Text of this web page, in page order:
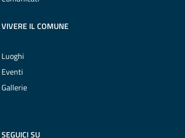
VIVERE IL COMUNE
Luoghi
Eventi
Gallerie
SEGUICI SU